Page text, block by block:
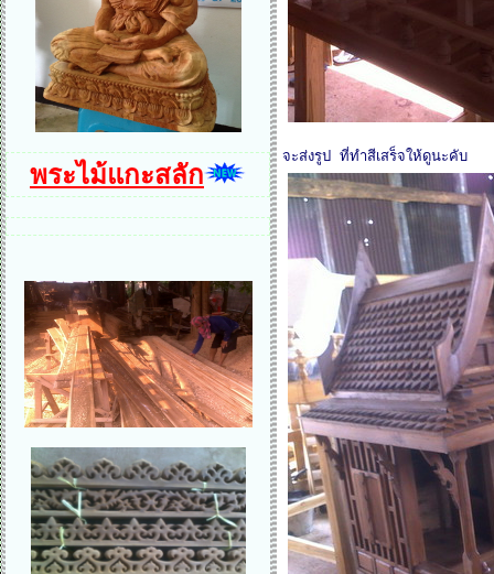
พระไม้แกะสลัก
จะส่งรูป ที่ทำสีเสร็จให้ดูนะคับ